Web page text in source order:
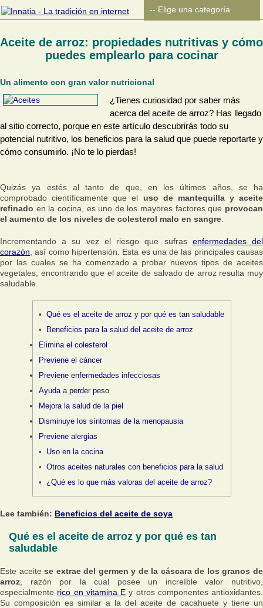
Aceite de arroz: propiedades nutritivas y cómo
puedes emplearlo para cocinar
Un alimento con gran valor nutricional
¿Tienes curiosidad por saber más
acerca del aceite de arroz? Has llegado
al sitio correcto, porque en este artículo descubrirás todo su
potencial nutritivo, los beneficios para la salud que puede reportarte y
cómo consumirlo. ¡No te lo pierdas!
Quizás ya estés al tanto de que, en los últimos años, se ha
comprobado científicamente que el uso de mantequilla y aceite
refinado en la cocina, es uno de los mayores factores que provocan
el aumento de los niveles de colesterol malo en sangre
Incrementando a su vez el riesgo que sufras enfermedades del
corazón , así como hipertensión. Esta es una de las principales causas
por las cuales se ha comenzado a probar nuevos tipos de aceites
vegetales, encontrando que el aceite de salvado de arroz resulta muy
saludable.
Qué es el aceite de arroz y por qué es tan saludable
Beneficios para la salud del aceite de arroz
Elimina el colesterol
Previene el cáncer
Previene enfermedades infecciosas
Ayuda a perder peso
Mejora la salud de la piel
Disminuye los síntomas de la menopausia
Previene alergias
Uso en la cocina
Otros aceites naturales con beneficios para la salud
¿Qué es lo que más valoras del aceite de arroz?
Lee también: Beneficios del aceite de soya
Qué es el aceite de arroz y por qué es tan
saludable
Este aceitese extrae del germen y de la cáscara de los granos de
arroz , razón por la cual posee un increíble valor nutritivo,
especialmente rico en vitamina E y otros componentes antioxidantes.
Su composición es similar a la del aceite de cacahuete y tiene un